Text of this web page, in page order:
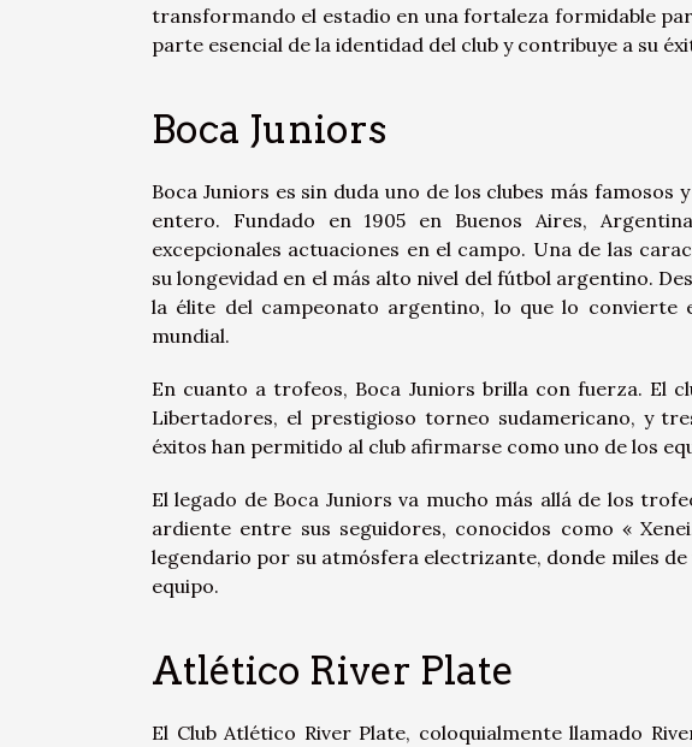
transformando el estadio en una fortaleza formidable
parte esencial de la identidad del club y contribuye a su
Boca Juniors
Boca Juniors es sin duda uno de los clubes más
entero. Fundado en 1905 en Buenos Aires,
excepcionales actuaciones en el campo. Una de las
su longevidad en el más alto nivel del fútbol argentino.
la élite del campeonato argentino, lo que lo convierte
mundial.
En cuanto a trofeos, Boca Juniors brilla con fuerza. El
Libertadores, el prestigioso torneo sudamericano, y
éxitos han permitido al club afirmarse como uno de los
El legado de Boca Juniors va mucho más allá de los
ardiente entre sus seguidores, conocidos como «
legendario por su atmósfera electrizante, donde miles
equipo.
Atlético River Plate
El Club Atlético River Plate, coloquialmente llamado